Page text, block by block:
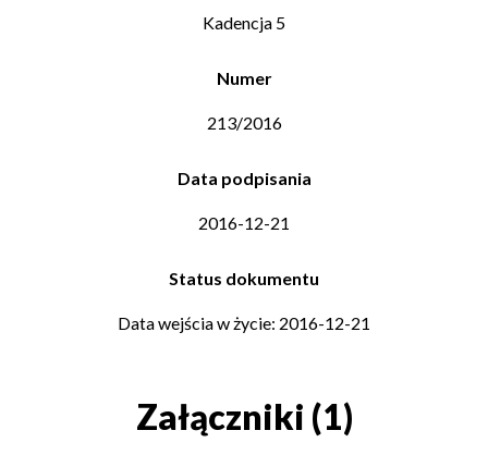
Kadencja 5
Numer
213/2016
Data podpisania
2016-12-21
Status dokumentu
Data wejścia w życie: 2016-12-21
Załączniki (1)